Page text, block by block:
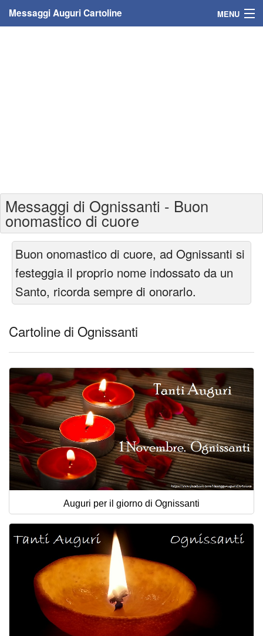
Messaggi Auguri Cartoline MENU
Cartoline auguri anni
Cartoline giorni anno
Cartoline giorni settimana
Cartoline musicali
Accedi
Messaggi di Ognissanti - Buon
onomastico di cuore
Buon onomastico di cuore, ad Ognissanti si
festeggia il proprio nome indossato da un
Santo, ricorda sempre di onorarlo.
Cartoline di Ognissanti
Auguri per il giorno di Ognissanti